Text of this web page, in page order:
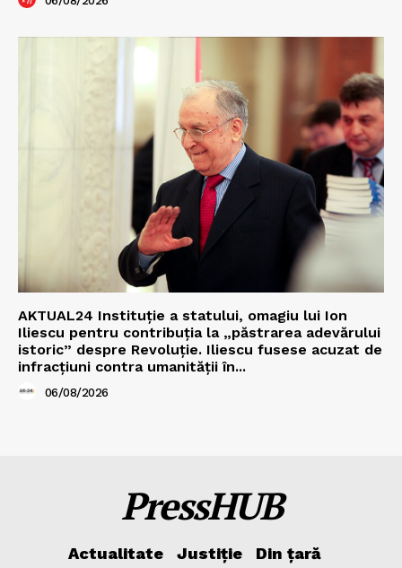
AKTUAL24 Instituție a statului, omagiu lui Ion
Iliescu pentru contribuția la „păstrarea adevărului
istoric” despre Revoluție. Iliescu fusese acuzat de
infracțiuni contra umanității în...
06/08/2026
PressHUB
Actualitate Justiție
Din țară